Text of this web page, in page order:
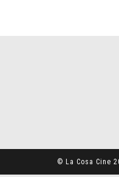
© La Cosa Cine